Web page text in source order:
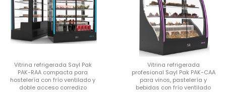
Vitrina refrigerada Sayl Pak
PAK-RAA compacta para
hostelería con frío ventilado y
doble acceso corredizo
Vitrina refrigerada
profesional Sayl Pak PAK-CAA
para vinos, pastelería y
bebidas con frío ventilado